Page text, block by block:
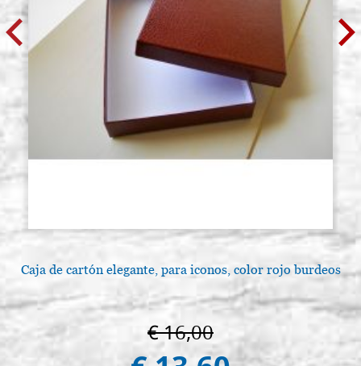
Caja de cartón elegante, para iconos, color rojo burdeos
€ 16,00